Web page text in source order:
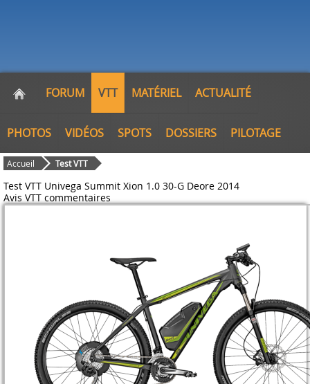
FORUM VTT MATÉRIEL ACTUALITÉ
PHOTOS VIDÉOS SPOTS DOSSIERS PILOTAGE
Accueil Test VTT
Test VTT Univega Summit Xion 1.0 30-G Deore 2014
Avis VTT commentaires